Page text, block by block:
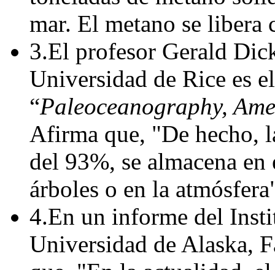
mar. El metano se
3.El profesor Gerald
Universidad de Rice es
“Paleoceanography,
Afirma que, "De hecho,
del 93%, se almacena
árboles o en la
4.En un informe del
Universidad de Alaska,